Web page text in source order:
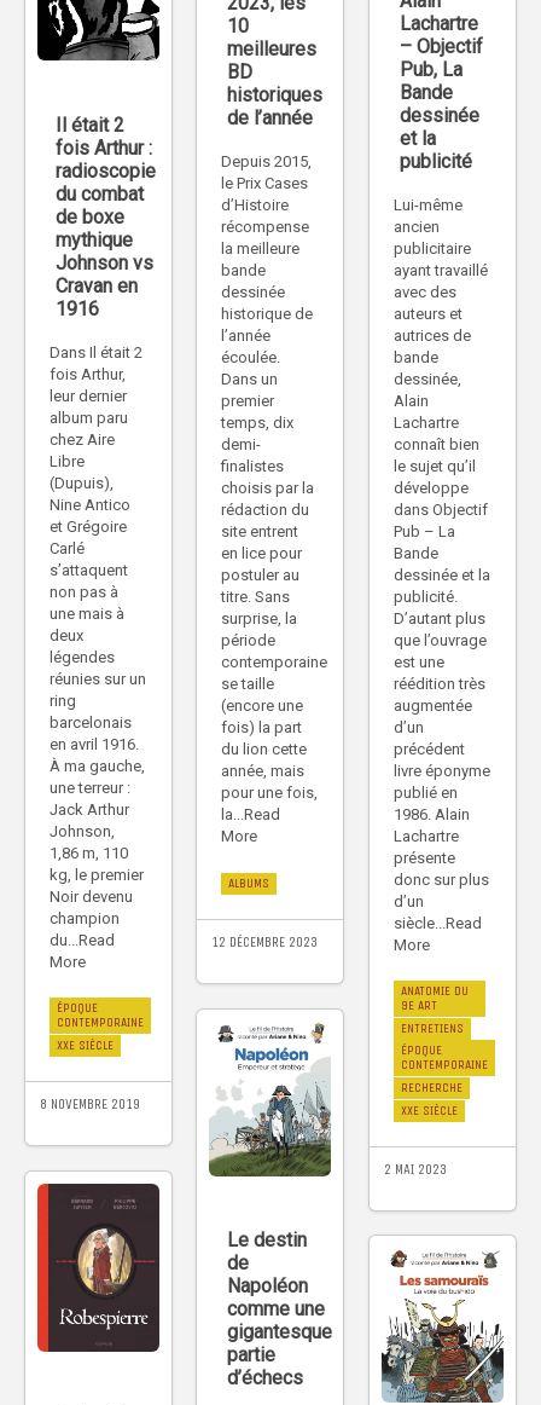
10
meilleures
BD
historiques
de l’année
Depuis 2015,
le Prix Cases
d’Histoire
récompense
la meilleure
bande
dessinée
historique de
l’année
écoulée.
Dans un
premier
temps, dix
demi-
finalistes
choisis par la
rédaction du
site entrent
en lice pour
postuler au
titre. Sans
surprise, la
période
contemporaine
se taille
(encore une
fois) la part
du lion cette
année, mais
pour une fois,
la...Read
More
ALBUMS
12 DÉCEMBRE 2023
Lachartre
– Objectif
Pub, La
Bande
dessinée
et la
publicité
Lui-même
ancien
publicitaire
ayant travaillé
avec des
auteurs et
autrices de
bande
dessinée,
Alain
Lachartre
connaît bien
le sujet qu’il
développe
dans Objectif
Pub – La
Bande
dessinée et la
publicité.
D’autant plus
que l’ouvrage
est une
réédition très
augmentée
d’un
précédent
livre éponyme
publié en
1986. Alain
Lachartre
présente
donc sur plus
d’un
siècle...Read
More
ANATOMIE DU
9E ART
ENTRETIENS
ÉPOQUE
CONTEMPORAINE
RECHERCHE
XXE SIÈCLE
2 MAI 2023
Il était 2
fois Arthur :
radioscopie
du combat
de boxe
mythique
Johnson vs
Cravan en
1916
Dans Il était 2
fois Arthur,
leur dernier
album paru
chez Aire
Libre
(Dupuis),
Nine Antico
et Grégoire
Carlé
s’attaquent
non pas à
une mais à
deux
légendes
réunies sur un
ring
barcelonais
en avril 1916.
À ma gauche,
une terreur :
Jack Arthur
Johnson,
1,86 m, 110
kg, le premier
Noir devenu
champion
du...Read
More
ÉPOQUE
CONTEMPORAINE
XXE SIÈCLE
8 NOVEMBRE 2019
Le destin
de
Napoléon
comme une
gigantesque
partie
d’échecs